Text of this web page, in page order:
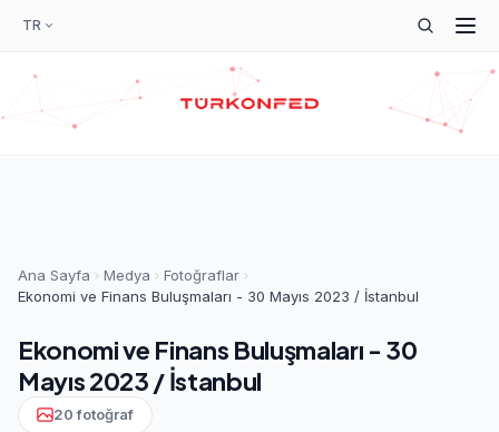
TR
Ana Sayfa Medya
Fotoğraflar
Ekonomi ve Finans Buluşmaları - 30 Mayıs 2023 / İstanbul
Ekonomi ve Finans Buluşmaları - 30
Mayıs 2023 / İstanbul
20 fotoğraf